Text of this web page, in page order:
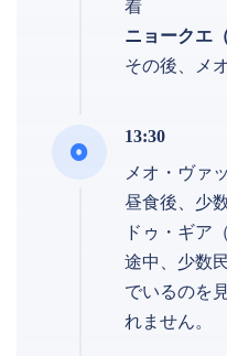
着
ニョークエ
その後、メ
13:30
メオ・ヴァ
昼食後、少
ドゥ・ギア
途中、少数
でいるのを
れません。